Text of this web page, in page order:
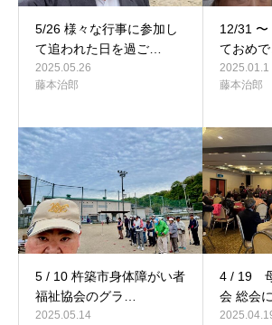
5/26 様々な行事に参加し
て追われた日を過ご…
2025.05.26
藤本治郎
12/31 〜
ておめ
2025.01.1
藤本治郎
5 / 10 杵築市身体障がい者
福祉協会のグラ…
2025.05.14
4 / 19
会 総会